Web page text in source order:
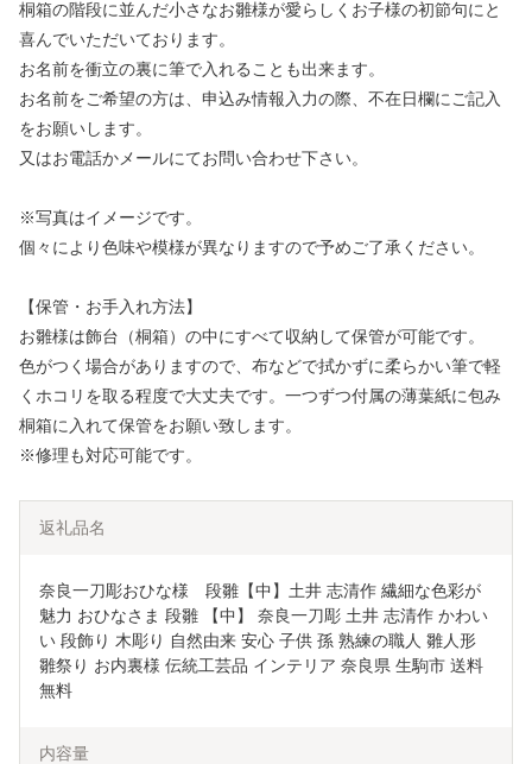
桐箱の階段に並んだ小さなお雛様が愛らしくお子様の初節句にと
喜んでいただいております。
お名前を衝立の裏に筆で入れることも出来ます。
お名前をご希望の方は、申込み情報入力の際、不在日欄にご記入
をお願いします。
又はお電話かメールにてお問い合わせ下さい。
※写真はイメージです。
個々により色味や模様が異なりますので予めご了承ください。
【保管・お手入れ方法】
お雛様は飾台（桐箱）の中にすべて収納して保管が可能です。
色がつく場合がありますので、布などで拭かずに柔らかい筆で軽
くホコリを取る程度で大丈夫です。一つずつ付属の薄葉紙に包み
桐箱に入れて保管をお願い致します。
※修理も対応可能です。
返礼品名
奈良一刀彫おひな様　段雛【中】土井 志清作 繊細な色彩が
魅力 おひなさま 段雛 【中】 奈良一刀彫 土井 志清作 かわい
い 段飾り 木彫り 自然由来 安心 子供 孫 熟練の職人 雛人形
雛祭り お内裏様 伝統工芸品 インテリア 奈良県 生駒市 送料
無料
内容量